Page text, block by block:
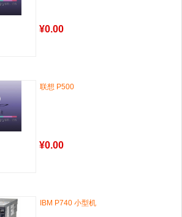
¥0.00
联想 P500
¥0.00
IBM P740 小型机